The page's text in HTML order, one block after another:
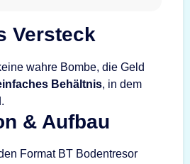
Versteck
wahre Bombe, die Geld
Behältnis, in dem
& Aufbau
Format BT Bodentresor